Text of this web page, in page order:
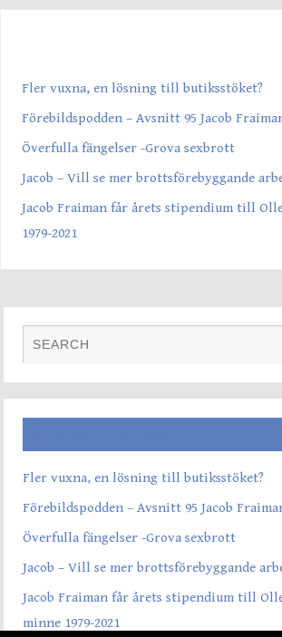
Fler vuxna, en lösning till butiksstöket?
Förebildspodden – Avsnitt 95 Jacob
Överfulla fängelser -Grova sexbrott
Jacob – Vill se mer brottsförebyggande
Jacob Fraiman får årets stipendium till
1979-2021
Fler vuxna, en lösning till butiksstöket?
Förebildspodden – Avsnitt 95 Jacob
Överfulla fängelser -Grova sexbrott
Jacob – Vill se mer brottsförebyggande
Jacob Fraiman får årets stipendium till
minne 1979-2021